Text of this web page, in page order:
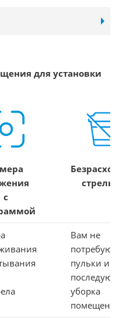
для установки
с
Вам не
пульки и
уборка